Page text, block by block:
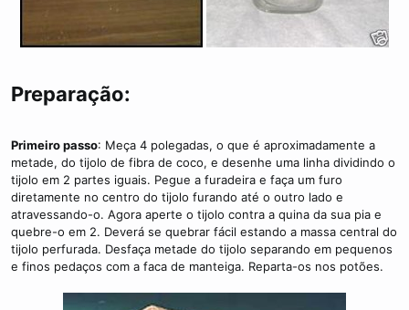
Preparação:
Primeiro passo: Meça 4 polegadas, o que é aproximadamente a
metade, do tijolo de fibra de coco, e desenhe uma linha dividindo o
tijolo em 2 partes iguais. Pegue a furadeira e faça um furo
diretamente no centro do tijolo furando até o outro lado e
atravessando-o. Agora aperte o tijolo contra a quina da sua pia e
quebre-o em 2. Deverá se quebrar fácil estando a massa central do
tijolo perfurada. Desfaça metade do tijolo separando em pequenos
e finos pedaços com a faca de manteiga. Reparta-os nos potões.